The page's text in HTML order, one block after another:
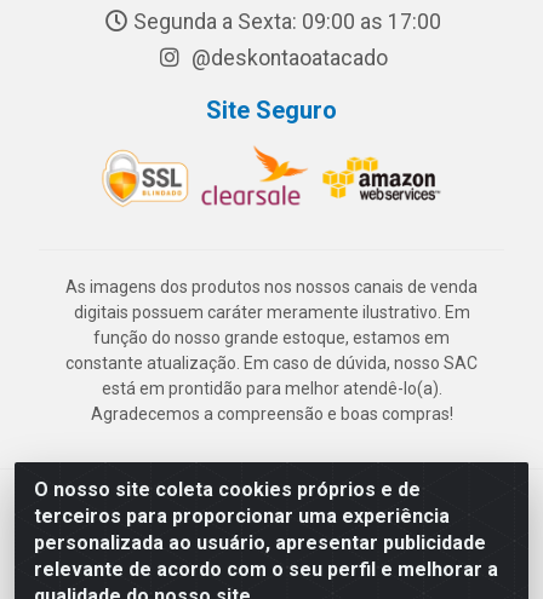
O nosso site coleta cookies próprios e de
terceiros para proporcionar uma experiência
personalizada ao usuário, apresentar publicidade
relevante de acordo com o seu perfil e melhorar a
Segunda a Sexta: 09:00 as 17:00
@deskontaoatacado
Site Seguro
As imagens dos produtos nos nossos canais de venda
digitais possuem caráter meramente ilustrativo. Em
função do nosso grande estoque, estamos em
constante atualização. Em caso de dúvida, nosso SAC
está em prontidão para melhor atendê-lo(a).
Agradecemos a compreensão e boas compras!
Deskontão Atacado - Av. Marechal Mascarenhas de Morais, 2471 -
Imbiribeira - Recife/PE - CEP 51.150-001 - CNPJ 24.150.377/0003-
57